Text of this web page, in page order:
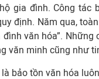
gia đình. Công tác
định. Năm qua,
đình văn hóa”.
văn minh cũng như
bảo tồn văn hóa